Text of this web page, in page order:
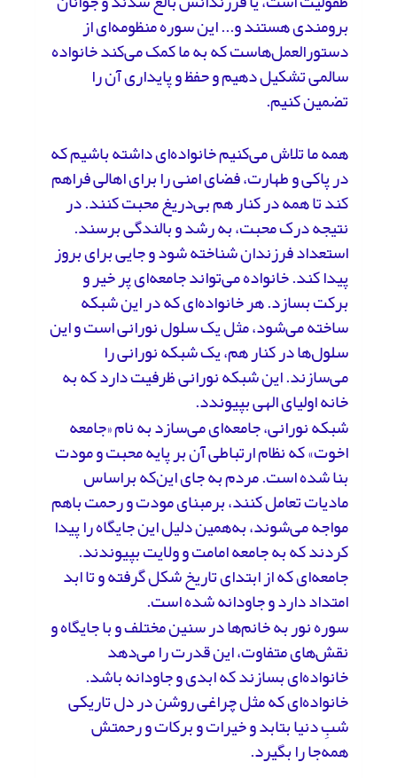
برومندی هستند و... این سوره منظومه‌ای از
دستورالعمل‌هاست که به ما کمک می‌کند خانواده
سالمی تشکیل دهیم و حفظ و پایداری آن را
تضمین کنیم.
همه ما تلاش می‌کنیم خانواده‌ای داشته باشیم که
در پاکی و طهارت، فضای امنی را برای اهالی فراهم
کند تا همه در کنار هم بی‌دریغ محبت کنند. در
نتیجه درک محبت، به رشد و بالندگی برسند.
استعداد فرزندان شناخته شود و جایی برای بروز
پیدا کند. خانواده می‌تواند جامعه‌ای پر خیر و
برکت بسازد. هر خانواده‌ای که در این شبکه
ساخته می‌شود، مثل یک سلول نورانی است و این
سلول‌ها در کنار هم، یک شبکه نورانی را
می‌سازند. این شبکه نورانی ظرفیت دارد که به
خانه‌ اولیای الهی بپیوندد.
شبکه نورانی، جامعه‌ای می‌سازد به نام «جامعه
اخوت» که نظام ارتباطی آن بر پایه محبت و مودت
بنا شده است. مردم به جای این‌که براساس
مادیات تعامل کنند، برمبنای مودت و رحمت باهم
مواجه می‌شوند، به‌همین دلیل این جایگاه را پیدا
کردند که به جامعه امامت و ولایت بپیوندند.
جامعه‌ای که از ابتدای تاریخ شکل گرفته و تا ابد
امتداد دارد و جاودانه شده است.
سوره نور به خانم‌ها در سنین مختلف و با جایگاه و
نقش‌های متفاوت، این قدرت را می‌دهد
خانواده‌ای بسازند که ابدی و جاودانه باشد.
خانواده‌ای که مثل چراغی روشن در دل تاریکی
شبِ دنیا بتابد و خیرات و برکات و رحمتش
همه‌جا را بگیرد.